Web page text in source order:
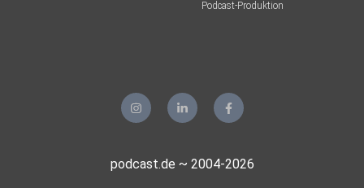
Podcast-Produktion
podcast.de ~ 2004-2026